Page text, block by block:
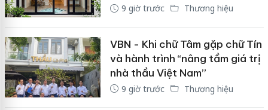
9 giờ trước Thương hiệu
VBN - Khi chữ Tâm gặp chữ Tín
và hành trình “nâng tầm giá trị
nhà thầu Việt Nam”
9 giờ trước Thương hiệu